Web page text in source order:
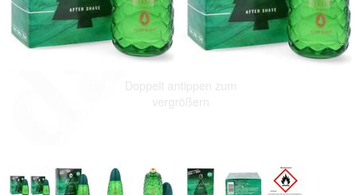
Doppelt antippen zum
vergrößern